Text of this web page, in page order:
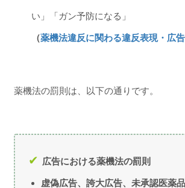
い」「ガン予防になる」
（薬機法違反に関わる違反表現・広
薬機法の罰則は、以下の通りです。
広告における薬機法の罰則
虚偽広告、誇大広告、未承認医薬